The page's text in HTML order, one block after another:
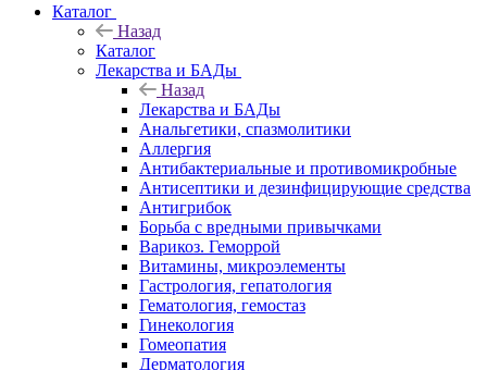
Каталог
Назад
Каталог
Лекарства и БАДы
Назад
Лекарства и БАДы
Анальгетики, спазмолитики
Аллергия
Антибактериальные и противомикробные
Антисептики и дезинфицирующие средства
Антигрибок
Борьба с вредными привычками
Варикоз. Геморрой
Витамины, микроэлементы
Гастрология, гепатология
Гематология, гемостаз
Гинекология
Гомеопатия
Дерматология